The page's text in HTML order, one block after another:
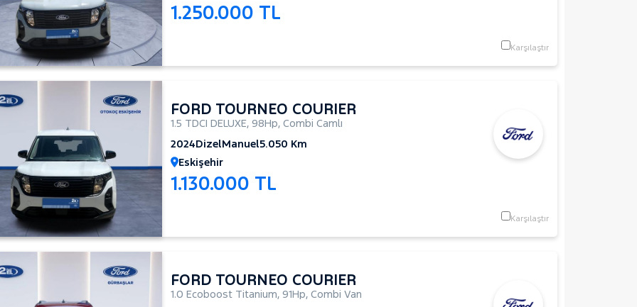
1.250.000 TL
Karşılaştır
FORD TOURNEO COURIER
1.5 TDCI DELUXE, 98Hp, Combi Camlı
2024DizelManuel5.050 Km
Eskişehir
1.130.000 TL
Karşılaştır
FORD TOURNEO COURIER
1.0 Ecoboost Titanium, 91Hp, Combi Van